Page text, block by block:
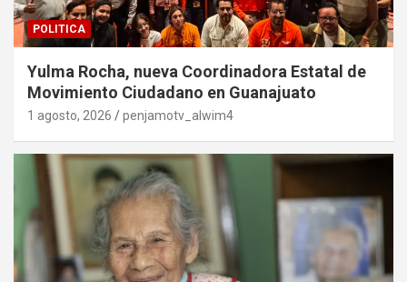
POLITICA
Yulma Rocha, nueva Coordinadora Estatal de
Movimiento Ciudadano en Guanajuato
1 agosto, 2026 penjamotv_alwim4